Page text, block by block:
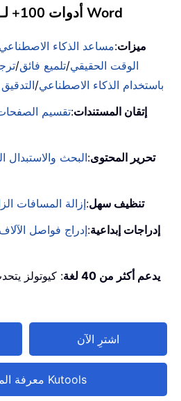
- أدوات 100+ لـ Word
KUTOOLS AI ميزات:مساعد الذكاء الاصطناعي
الوقت الحقيقي/تلميع فائق/
باستخدام الذكاء الاصطناعي/
إتقان المستندات:تقسيم
تحرير المحتوى:البحث والاستبدال
تنظيف سهل:إزالة المسافات
إدراجات إبداعية:إدراج فواصل الآلاف
يدعم أكثر من 40 لغة
: كيوتولز
اشترِ الآن
معرفة المزيد عن Kutools